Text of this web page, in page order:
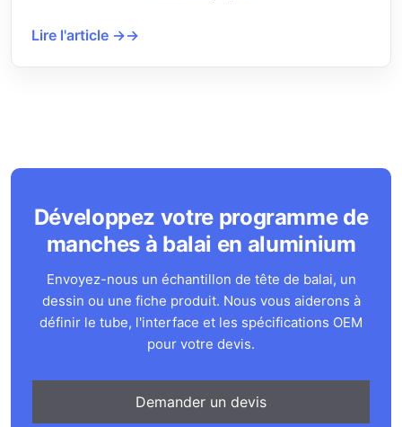
Lire l'article →
Développez votre programme de
manches à balai en aluminium
Envoyez-nous un échantillon de tête de balai, un
dessin ou une fiche produit. Nous vous aiderons à
définir le tube, l'interface et les spécifications OEM
pour votre devis.
Demander un devis